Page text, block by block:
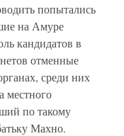
попытались
на Амуре
кандидатов в
отменные
среди них
местного
по такому
Махно.